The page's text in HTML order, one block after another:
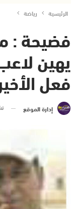
الرئيسية رياضة
فضيحة :
يهين
فعل
إدارة الموقع